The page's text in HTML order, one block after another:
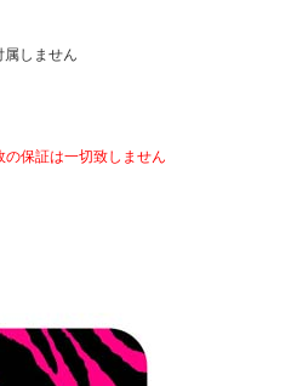
しません
の保証は一切致しません